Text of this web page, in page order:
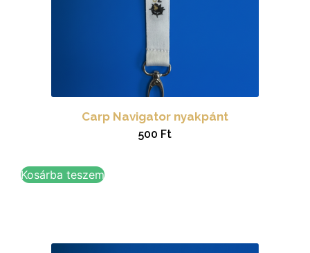
Carp Navigator nyakpánt
500 Ft
Kosárba teszem